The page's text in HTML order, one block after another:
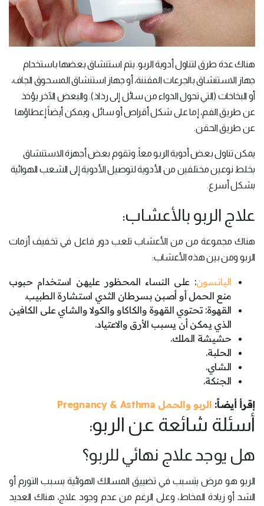
هناك عدة طرق لتناول أدوية الربو. يتم استنشاق بعضها باستخدام
جهاز الاستنشاق بالجرعات المقننة، أو جهاز استنشاق المسحوق الجاف،
أو البخاخات (التي تحول الدواء من سائل إلى رذاذ). والبعض الآخر يؤخذ
عن طريق الفم، إما على شكل أقراص أو سائل. ويمكن أيضاً إعطاؤها
عن طريق الحقن.
يمكن تناول بعض أدوية الربو معاً. وتقوم بعض أجهزة الاستنشاق
بخلط نوعين مختلفين من الأدوية لتوصيل الأدوية إلى الشعب الهوائية
بشكل أسرع.
علاج الربو بالأعشاب:
هناك مجموعة من من الأعشاب تلعب دور فاعل في تخفيف أزمات
الربو ومن بين هذه الأعشاب:
اليانسون: على النساء المحظور عليهن استخدام حبوب
منع الحمل أو أصبن بسرطان الثدي استشارة الطبيب.
القهوة: تحتوي القهوة والكاكاو والكولا والشاي على الكافين
الذي يمكن أن يسبب الأرق والاعتياد.
حشيشة الملك.
الحلبة.
الشاي.
الجنكة.
إقرأ أيضاً: الربو والحمل Pregnancy & Asthma
أسئلة شائعة عن الربو:
هل يوجد علاج نهائي للربو؟
الربو هو مرض يتسبب في تضييق المسالك الهوائية بسبب التورم أو
الشد أو زيادة المخاط، وعلى الرغم من عدم وجود علاج، هناك العديد